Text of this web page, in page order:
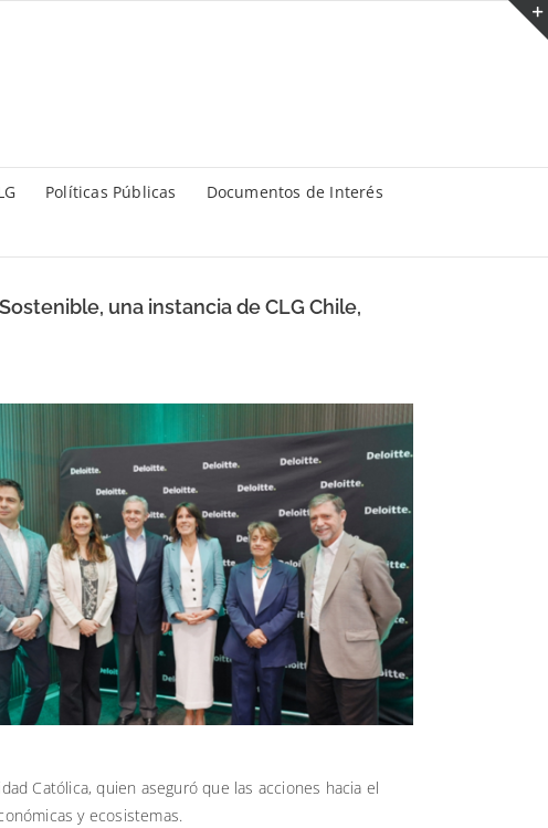
Políticas Públicas Documentos de Interés
una instancia de CLG Chile,
Católica, quien aseguró que las acciones hacia el
y ecosistemas.